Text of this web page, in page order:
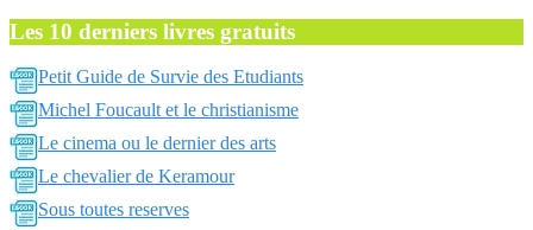
Les 10 derniers livres gratuits
Petit Guide de Survie des Etudiants
Michel Foucault et le christianisme
Le cinema ou le dernier des arts
Le chevalier de Keramour
Sous toutes reserves